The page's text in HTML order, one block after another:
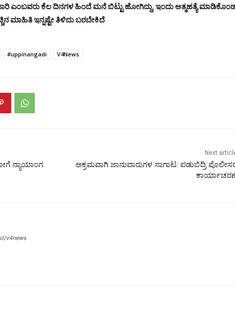
ಎಂಬವರು ಕೆಲ ದಿನಗಳ ಹಿಂದೆ ಮನೆ ಬಿಟ್ಟು ಹೋಗಿದ್ದು, ಇಂದು ಆತ್ಮಹತ್ಯೆ
ಮಾಹಿತಿ ಇನ್ನಷ್ಟೇ ತಿಳಿದು ಬರಬೇಕಿದೆ
#uppinangadi V4News
ನ್ಯಾಯಾಂಗ
Next
ಅಕ್ರಮವಾಗಿ ಜಾನುವಾರುಗಳ ಸಾಗಾಟ: ಪಡುಬಿದ್ರಿ
v4news